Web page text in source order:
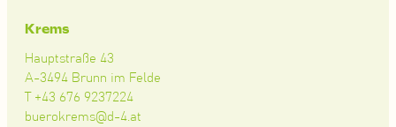
Krems
Hauptstraße 43
A-3494 Brunn im Felde
T +43 676 9237224
buerokrems@d-4.at